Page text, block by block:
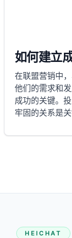
如何建立
在联盟营销中
他们的需求和
成功的关键。
牢固的关系是关
HEICHAT